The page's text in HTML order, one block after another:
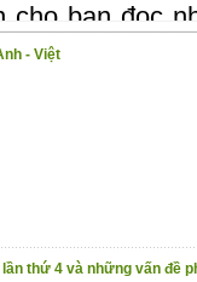
cho bạn đọc
điều ước
đọc!
- Việt
thứ 4 và những vấn đề